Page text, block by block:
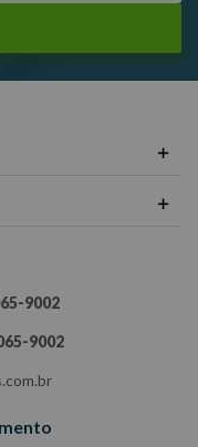
9002
9002